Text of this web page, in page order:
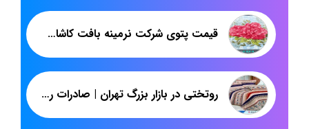
قیمت پتوی شرکت نرمینه بافت کاشان برای صادرات
روتختی در بازار بزرگ تهران | صادرات روتختی دونفره ایرانی | پاندا